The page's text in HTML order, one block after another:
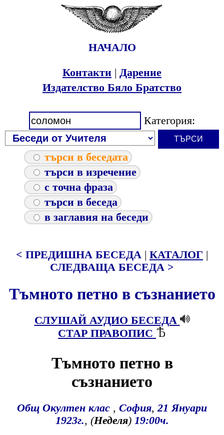
НАЧАЛО
Контакти | Дарение
Издателство Бяло Братство
Категория:
търси в беседата
търси в изречение
с точна фраза
търси в беседа
в заглавия на беседи
< ПРЕДИШНА БЕСЕДА | КАТАЛОГ |
СЛЕДВАЩА БЕСЕДА >
Тъмното петно в съзнанието
СЛУШАЙ АУДИО БЕСЕДА
СТАР ПРАВОПИС
Тъмното петно в
съзнанието
Общ Окултен клас , София,21 Януари
1923г., (Неделя) 19:00ч.